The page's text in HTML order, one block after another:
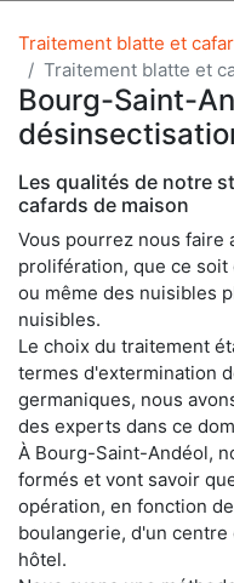
Traitement blatte et
Traitement blatte et
Bourg-Saint-
Les qualités de notre
cafards de maison
Vous pourrez nous faire
prolifération, que ce soit
ou même des nuisibles
nuisibles.
Le choix du traitement
termes d'extermination
germaniques, nous
des experts dans ce
À Bourg-Saint-Andéol,
formés et vont savoir
opération, en fonction
boulangerie, d'un
hôtel.